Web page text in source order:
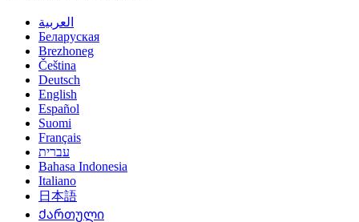
العربية
Беларуская
Brezhoneg
Čeština
Deutsch
English
Español
Suomi
Français
עברית
Bahasa Indonesia
Italiano
日本語
Ქართული